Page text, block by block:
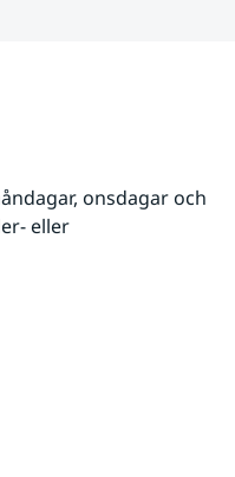
onsdagar och
eller